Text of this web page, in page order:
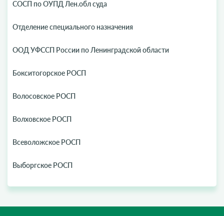
СОСП по ОУПД Лен.обл суда
Отделение специального назначения
ООД УФССП России по Ленинградской области
Бокситогорское РОСП
Волосовское РОСП
Волховское РОСП
Всеволожское РОСП
Выборгское РОСП